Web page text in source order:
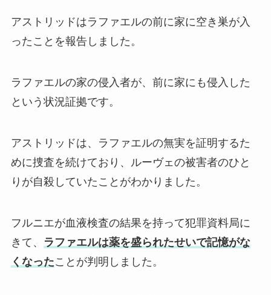
アストリッドはラファエルの前に家に空き巣が入
ったことを報告しました。
ラファエルの家の侵入者が、前に家にも侵入した
という状況証拠です。
アストリッドは、ラファエルの無実を証明するた
めに捜査を続けており、ルーヴェの被害者のひと
りが自殺していたことがわかりました。
フルニエが血液検査の結果を持って犯罪資料局に
きて、
ラファエルは薬を盛られたせいで記憶がな
くなったことが判明しました。